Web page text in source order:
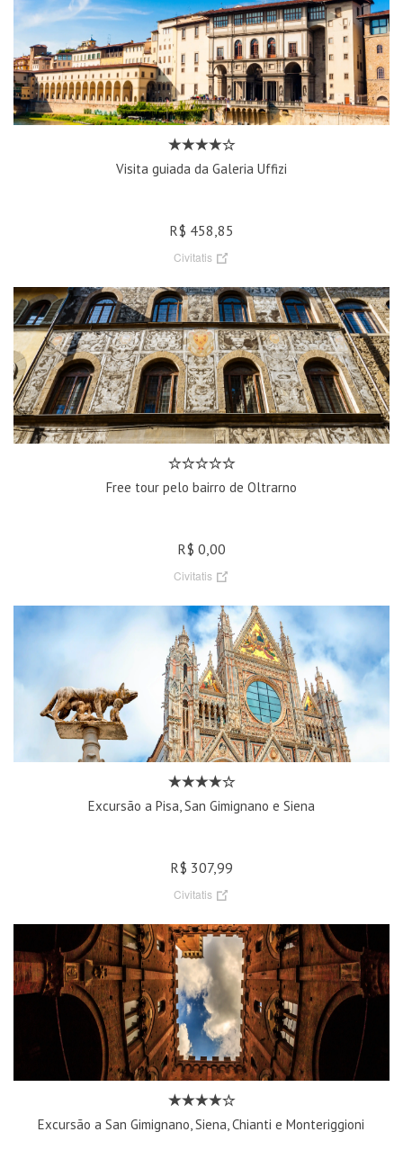
Visita guiada da Galeria Uffizi
R$ 458,85
Civitatis
Free tour pelo bairro de Oltrarno
R$ 0,00
Civitatis
Excursão a Pisa, San Gimignano e Siena
R$ 307,99
Civitatis
Excursão a San Gimignano, Siena, Chianti e Monteriggioni